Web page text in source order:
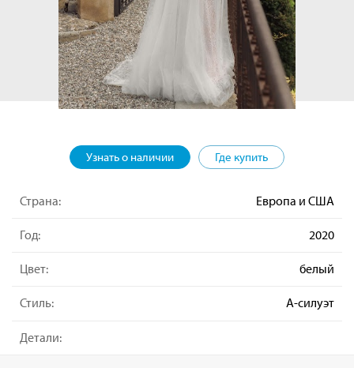
Узнать о наличии Где купить
Страна: Европа и США
Год: 2020
Цвет: белый
Стиль: А-силуэт
Детали: